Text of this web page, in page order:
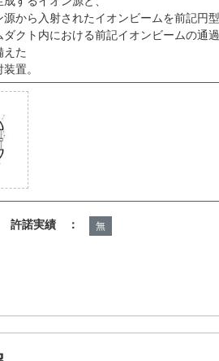
源から入射されたイオンビームを前記円
ダクト内における前記イオンビームの通
えた
置。
許諾実績 ： 無